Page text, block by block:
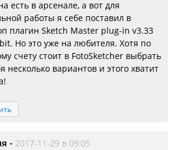
есть в арсенале, а вот для
работы я себе поставил в
плагин Sketch Master plug-in v3.33
Но это уже на любителя. Хотя по
счету стоит в FotoSketcher выбрать
несколько вариантов и этого хватит
- 2017-11-29 в 09:05